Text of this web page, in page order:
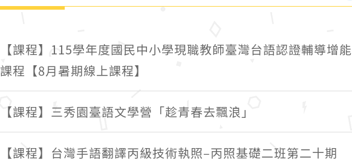
【課程】115學年度國民中小學現職教師臺灣台語認證輔導增能
課程【8月暑期線上課程】
【課程】三秀園臺語文學營「趁青春去飄浪」
【課程】台灣手語翻譯丙級技術執照–丙照基礎二班第二十期